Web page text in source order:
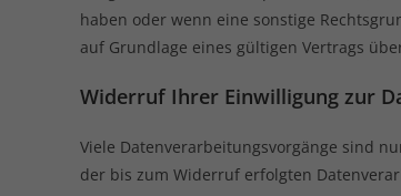
haben oder wenn eine sonstige
auf Grundlage eines gültigen Vertrags
Widerruf Ihrer Einwilligung zur
Viele Datenverarbeitungsvorgänge sind
der bis zum Widerruf erfolgten